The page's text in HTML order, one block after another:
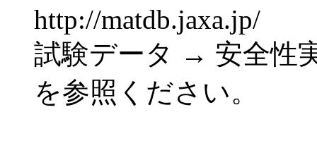
http://matdb.jaxa.jp/
試験データ → 安全性
を参照ください。